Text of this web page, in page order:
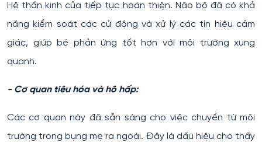
Hệ thần kinh của tiếp tục hoàn thiện. Não bộ đã có khả
năng kiểm soát các cử động và xử lý các tín hiệu cảm
giác, giúp bé phản ứng tốt hơn với môi trường xung
quanh.
- Cơ quan tiêu hóa và hô hấp:
Các cơ quan này đã sẵn sàng cho việc chuyển từ môi
trường trong bụng mẹ ra ngoài. Đây là dấu hiệu cho thấy